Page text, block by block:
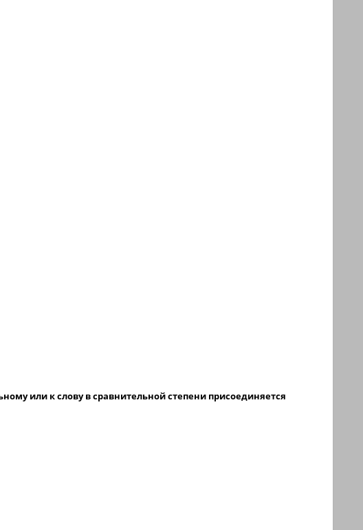
или к слову в сравнительной степени присоединяется